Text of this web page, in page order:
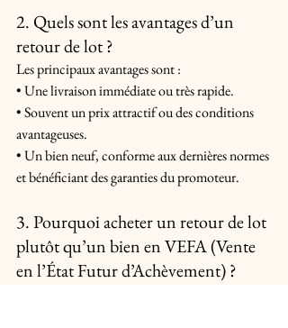
2. Quels sont les avantages d’un
retour de lot ?
Les principaux avantages sont :
• Une livraison immédiate ou très rapide.
• Souvent un prix attractif ou des conditions
avantageuses.
• Un bien neuf, conforme aux dernières normes
et bénéficiant des garanties du promoteur.
3. Pourquoi acheter un retour de lot
plutôt qu’un bien en VEFA (Vente
en l’État Futur d’Achèvement) ?